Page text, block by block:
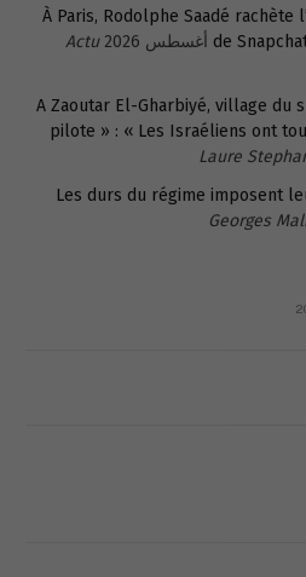
À Paris, Rodolphe Saadé
de
Actu
A Zaoutar El-Gharbiyé, village du
pilote » : « Les Israéliens ont
Laure
Les durs du régime imposent
Georges